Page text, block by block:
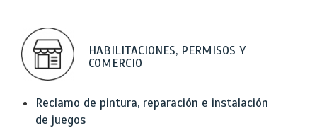
HABILITACIONES, PERMISOS Y
COMERCIO
Reclamo de pintura, reparación e instalación
de juegos